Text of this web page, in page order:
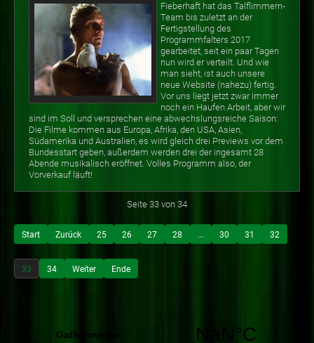
Fieberhaft hat das Talflimmern-
Team bis zuletzt an der
Fertigstellung des
Programmfalters 2017
gearbeitet, seit ein paar Tagen
nun wird er verteilt. Und wie
man sieht, ist auch unsere
neue Website (nahezu) fertig.
Vor uns liegt jetzt zwar immer
noch ein Haufen Arbeit, aber wir
sind im Soll und versprechen eine abwechslungsreiche Saison:
Die Filme kommen aus Europa, Afrika, den USA, Asien,
Südamerika und Australien, es wird gleich drei Previews vor dem
Bundesstart geben, außerdem werden drei der ingesamt 28
Abende musikalisch eröffnet. Volles Programm also, der
Vorverkauf läuft!
Seite 33 von 34
Start Zurück 25 26 27 28 ... 30 31 32
33 34 Weiter Ende